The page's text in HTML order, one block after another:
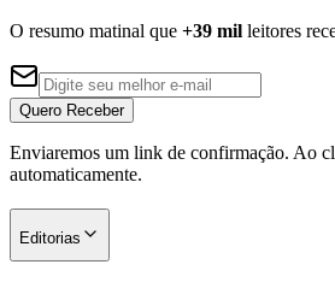
Corinthians
O resumo matinal que +39 mil leitores
Quero Receber
Enviaremos um link de confirmação. Ao
automaticamente.
Editorias